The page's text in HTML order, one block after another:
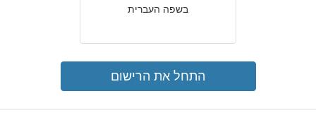
בשפה העברית
התחל את הרישום